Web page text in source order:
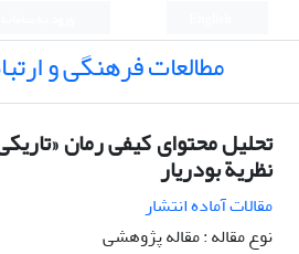
مطالعات فرهنگی و
تحلیل محتوای کیفی رمان
نظریة بودریار
مقالات آماده انتشار
نوع مقاله : مقاله پژوهشی